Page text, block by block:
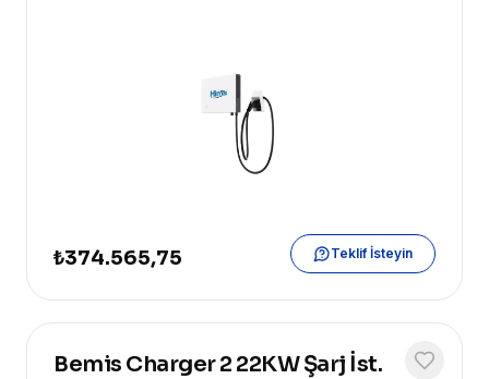
₺374.565,75 Teklif İsteyin
Bemis Charger 2 22KW Şarj İst.